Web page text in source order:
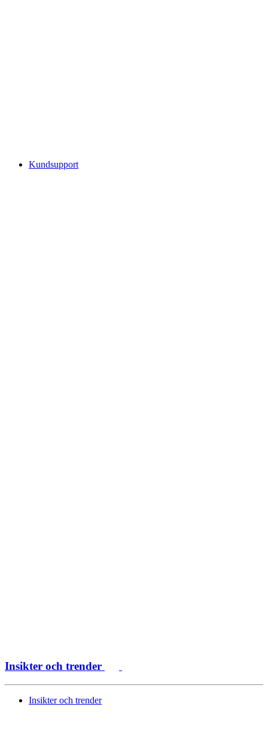
Kundsupport
Insikter och trender
Insikter och trender